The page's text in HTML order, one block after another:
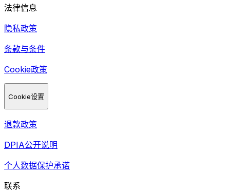
法律信息
隐私政策
条款与条件
Cookie政策
Cookie设置
退款政策
DPIA公开说明
个人数据保护承诺
联系